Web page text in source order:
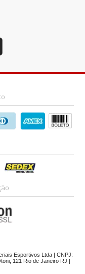
Esportivos Ltda | CNPJ:
121 Rio de Janeiro RJ |